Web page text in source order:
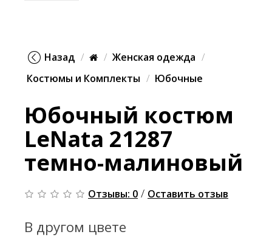
Назад
Женская одежда
Костюмы и Комплекты
Юбочные
Юбочный костюм
LeNata 21287
темно-малиновый
Отзывы: 0 / Оставить отзыв
В другом цвете